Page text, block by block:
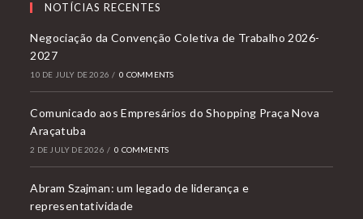
NOTÍCIAS RECENTES
Negociação da Convenção Coletiva de Trabalho 2026-
2027
10 DE JULY DE 2026 / 0 COMMENTS
Comunicado aos Empresários do Shopping Praça Nova
Araçatuba
2 DE JULY DE 2026 / 0 COMMENTS
Abram Szajman: um legado de liderança e
representatividade